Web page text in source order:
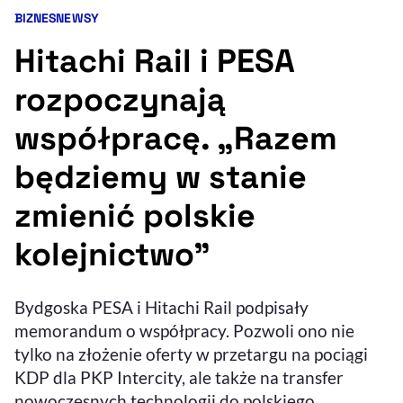
Ułatwienia dostępności wspierają:
Sprawdź, jak i dlaczego zwiększamy dostępność
Deklaracja dostępności, otwiera się w nowym oknie
Zgłoś problem
, otwiera się w
Kategorie artykułu:
BIZNESNEWSY
Hitachi Rail i PESA
rozpoczynają
współpracę. „Razem
będziemy w stanie
zmienić polskie
kolejnictwo”
Bydgoska PESA i Hitachi Rail podpisały
memorandum o współpracy. Pozwoli ono nie
tylko na złożenie oferty w przetargu na pociągi
KDP dla PKP Intercity, ale także na transfer